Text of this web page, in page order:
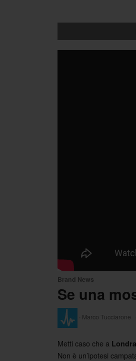
Brand News
Se una
Marco Tucciarone
Metti caso che a Londra
Non è un’ipotesi